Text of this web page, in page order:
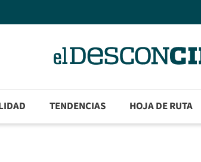
TENDENCIAS HOJA DE RUTA